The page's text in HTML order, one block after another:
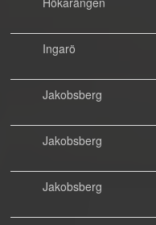
Ingarö
Jakobsberg
Jakobsberg
Jakobsberg